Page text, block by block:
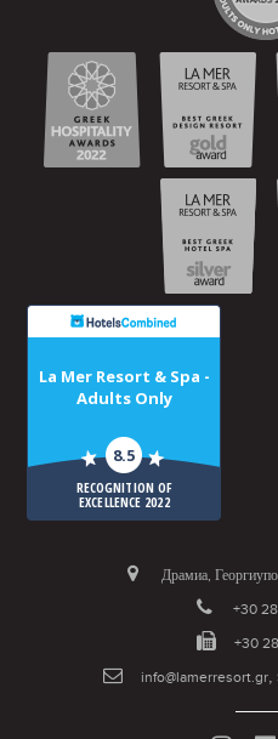
La Mer Resort & Spa -
Adults Only
8.5
RECOGNITION OF
EXCELLENCE 2022
Драмиа,
+30
+30
info@lamerresort.gr,